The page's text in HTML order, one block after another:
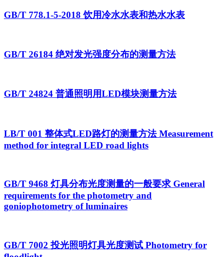
GB/T 778.1-5-2018 饮用冷水水表和热水水表
GB/T 26184 绝对发光强度分布的测量方法
GB/T 24824 普通照明用LED模块测量方法
LB/T 001 整体式LED路灯的测量方法 Measurement
method for integral LED road lights
GB/T 9468 灯具分布光度测量的一般要求 General
requirements for the photometry and
goniophotometry of luminaires
GB/T 7002 投光照明灯具光度测试 Photometry for